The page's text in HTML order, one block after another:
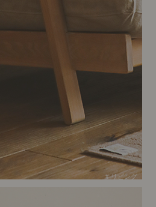
# リビング